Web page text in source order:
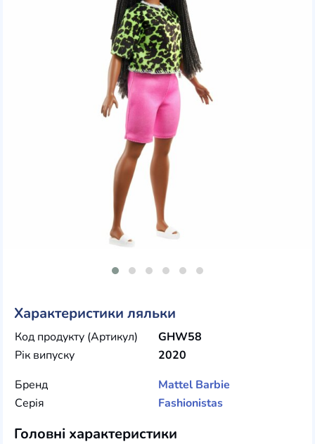
Характеристики ляльки
Код продукту (Артикул)
GHW58
Рік випуску
2020
Бренд
Mattel Barbie
Серія
Fashionistas
Головні характеристики